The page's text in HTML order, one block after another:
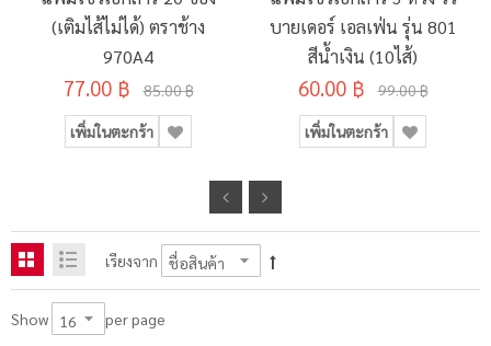
(เติมไส้ไม่ได้) ตราช้าง
970A4
77.00 ฿ 85.00 ฿
เพิ่มในตะกร้า
บายเดอร์ เอลเฟ่น รุ่น 801
สีน้ำเงิน (10ไส้)
60.00 ฿ 99.00 ฿
เพิ่มในตะกร้า
เรียงจาก
Show per page